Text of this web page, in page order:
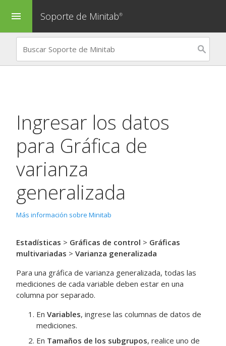
menu Soporte de Minitab®
Ingresar los datos
para Gráfica de
varianza
generalizada
Más información sobre Minitab
Estadísticas > Gráficas de control > Gráficas
multivariadas > Varianza generalizada
Para una gráfica de varianza generalizada, todas las
mediciones de cada variable deben estar en una
columna por separado.
En Variables, ingrese las columnas de datos de
mediciones.
En Tamaños de los subgrupos, realice uno de